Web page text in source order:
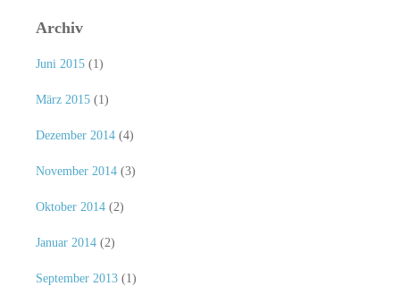
Archiv
Juni 2015(1)
März 2015(1)
Dezember 2014(4)
November 2014(3)
Oktober 2014(2)
Januar 2014(2)
September 2013(1)